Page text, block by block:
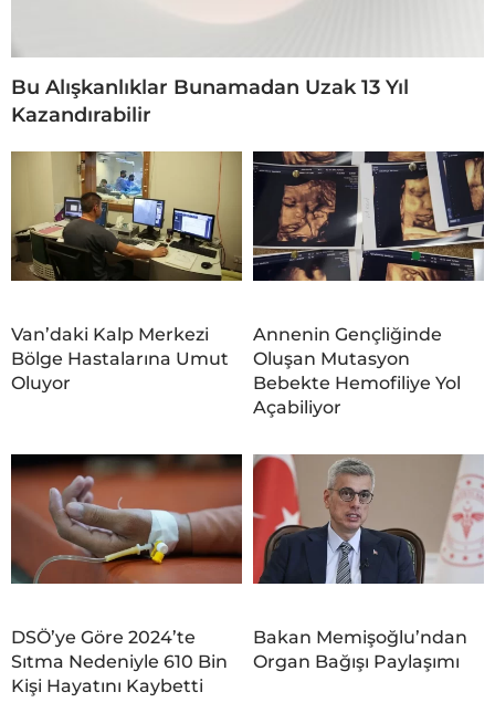
Bu Alışkanlıklar Bunamadan Uzak 13 Yıl
Kazandırabilir
Van’daki Kalp Merkezi
Bölge Hastalarına Umut
Oluyor
Annenin Gençliğinde
Oluşan Mutasyon
Bebekte Hemofiliye Yol
Açabiliyor
DSÖ’ye Göre 2024’te
Sıtma Nedeniyle 610 Bin
Kişi Hayatını Kaybetti
Bakan Memişoğlu’ndan
Organ Bağışı Paylaşımı